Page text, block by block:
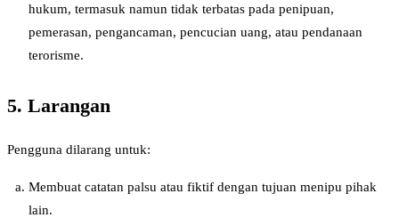
hukum, termasuk namun tidak terbatas pada penipuan,
pemerasan, pengancaman, pencucian uang, atau pendanaan
terorisme.
5. Larangan
Pengguna dilarang untuk:
Membuat catatan palsu atau fiktif dengan tujuan menipu pihak
lain.